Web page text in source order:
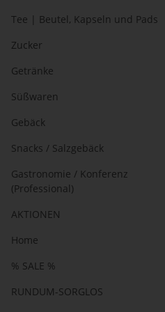
Tee | Beutel, Kapseln und Pads
Zucker
Getränke
Süßwaren
Gebäck
Snacks / Salzgebäck
Gastronomie / Konferenz
(Professional)
AKTIONEN
Home
% SALE %
RUNDUM-SORGLOS